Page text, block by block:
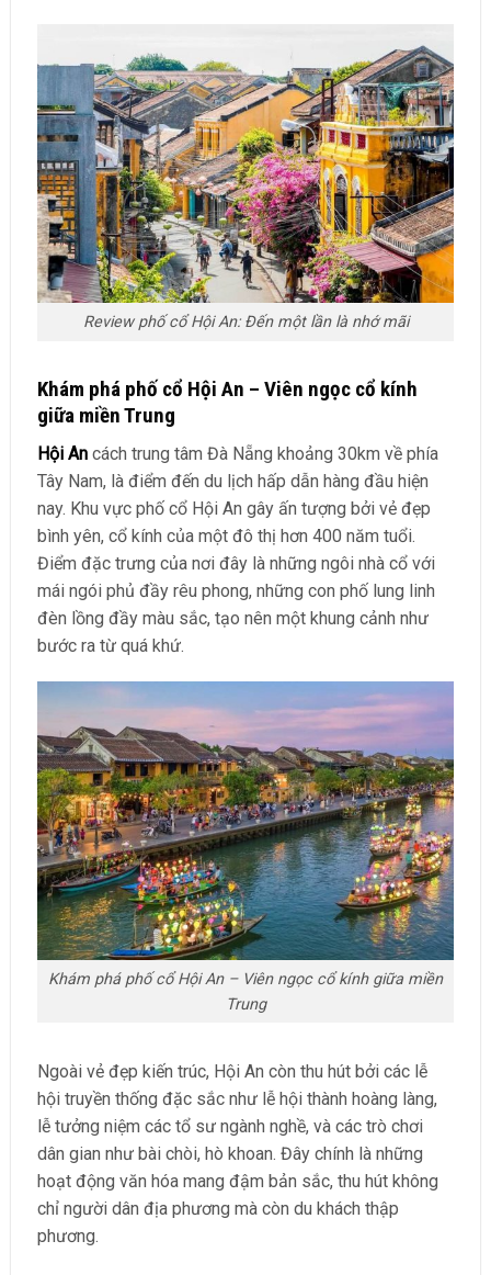
Review phố cổ Hội An: Đến một lần là nhớ mãi
Khám phá phố cổ Hội An – Viên ngọc cổ kính
giữa miền Trung
Hội Ancách trung tâm Đà Nẵng khoảng 30km về phía
Tây Nam, là điểm đến du lịch hấp dẫn hàng đầu hiện
nay. Khu vực phố cổ Hội An gây ấn tượng bởi vẻ đẹp
bình yên, cổ kính của một đô thị hơn 400 năm tuổi.
Điểm đặc trưng của nơi đây là những ngôi nhà cổ với
mái ngói phủ đầy rêu phong, những con phố lung linh
đèn lồng đầy màu sắc, tạo nên một khung cảnh như
bước ra từ quá khứ.
Khám phá phố cổ Hội An – Viên ngọc cổ kính giữa miền
Trung
Ngoài vẻ đẹp kiến trúc, Hội An còn thu hút bởi các lễ
hội truyền thống đặc sắc như lễ hội thành hoàng làng,
lễ tưởng niệm các tổ sư ngành nghề, và các trò chơi
dân gian như bài chòi, hò khoan. Đây chính là những
hoạt động văn hóa mang đậm bản sắc, thu hút không
chỉ người dân địa phương mà còn du khách thập
phương.